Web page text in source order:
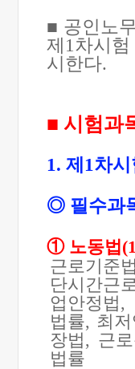
■ 공인노
제1 차시험
시한다.
■ 시험과
1. 제1차
◎ 필수과
① 노동법
근로기준
단시간근
업안정법,
법률, 최
장법, 근
법률